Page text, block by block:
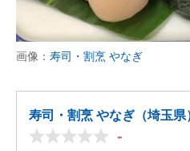
ITエンジニア向け専門サイト
企業向けIT製品の総合サイト
製造業のIT導入・活用を支援
モノづくり技術者専門サイト
画像： 寿司・割烹 やなぎ
寿司・割烹 やなぎ（埼玉県
-